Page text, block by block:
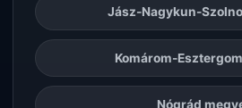
Jász-Nagykun-
Komárom-
Nógrád